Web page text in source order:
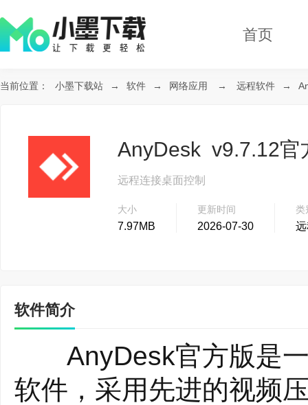
首页
当前位置： 小墨下载站 → 软件 → 网络应用 → 远程软件 →
AnyDesk v9.7.12官
远程连接桌面控制
大小
7.97MB
更新时间
2026-07-30
类
软件简介
AnyDesk官方版是一
软件，采用先进的视频